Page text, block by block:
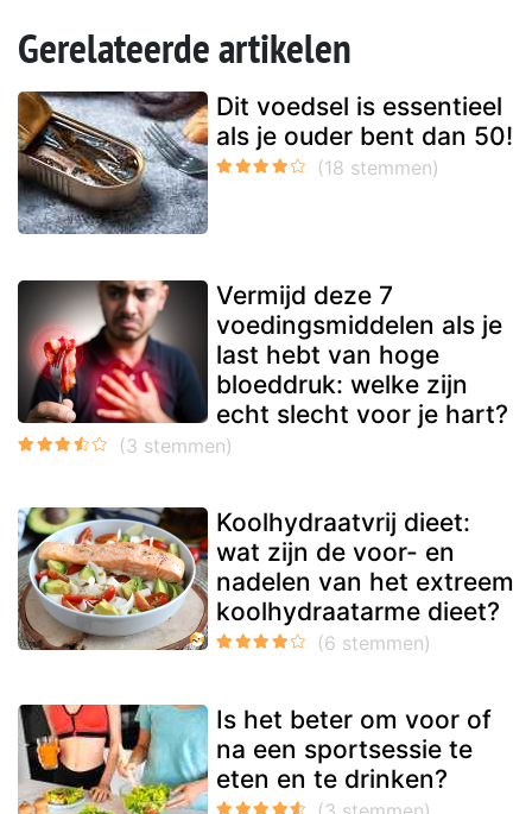
Gerelateerde artikelen
Dit voedsel is essentieel
als je ouder bent dan 50!
Vermijd deze 7
voedingsmiddelen als je
last hebt van hoge
bloeddruk: welke zijn
echt slecht voor je hart?
Koolhydraatvrij dieet:
wat zijn de voor- en
nadelen van het extreem
koolhydraatarme dieet?
Is het beter om voor of
na een sportsessie te
eten en te drinken?